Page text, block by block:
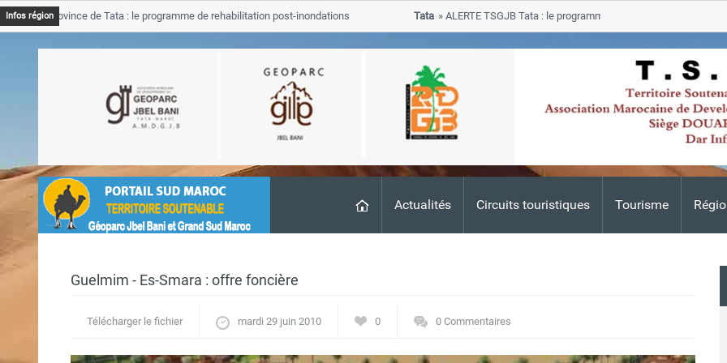
Actualités Circuits touristiques Tourisme
Infos régionProvince de Tata : le programme de rehabilitation post-inondations
ALERTE TSGJB Tata : le programme de rehabilitation post-
progresse dans les zones sinistrees
Guelmim - Es-Smara : offre foncière
Télécharger le fichier mardi 29 juin 2010 0 0 Commentaires